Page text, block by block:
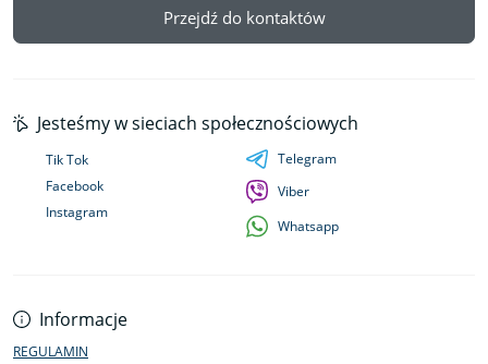
Przejdź do kontaktów
Informacje
REGULAMIN
Jesteśmy w sieciach społecznościowych
Tik Tok
Facebook
Instagram
Telegram
Viber
Whatsapp